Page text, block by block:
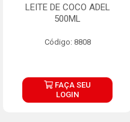
LEITE DE COCO ADEL
500ML
Código: 8808
FAÇA SEU
LOGIN